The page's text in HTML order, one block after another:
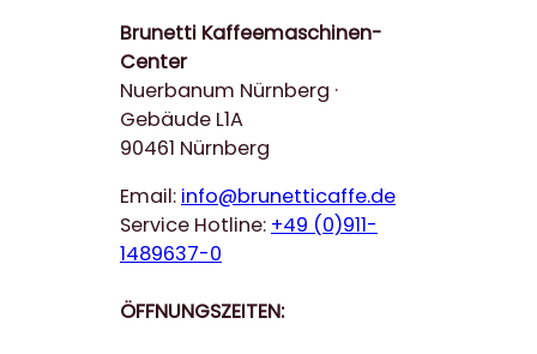
Brunetti Kaffeemaschinen-
Center
Nuerbanum Nürnberg ·
Gebäude L1A
90461 Nürnberg
Email: info@brunetticaffe.de
Service Hotline: +49 (0)911-
1489637-0
ÖFFNUNGSZEITEN: